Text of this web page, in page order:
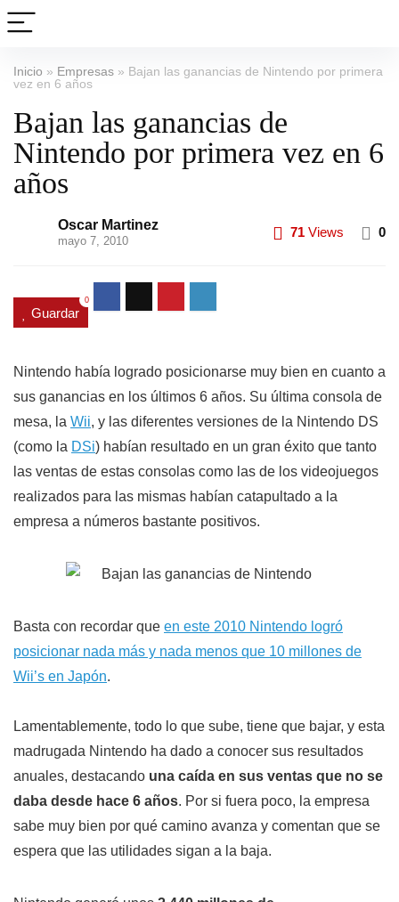
Inicio » Empresas » Bajan las ganancias de Nintendo por primera
vez en 6 años
Bajan las ganancias de
Nintendo por primera vez en 6
años
Oscar Martinez
mayo 7, 2010
71 Views 0
Guardar
0
Nintendo había logrado posicionarse muy bien en cuanto a
sus ganancias en los últimos 6 años. Su última consola de
mesa, la Wii, y las diferentes versiones de la Nintendo DS
(como la DSi) habían resultado en un gran éxito que tanto
las ventas de estas consolas como las de los videojuegos
realizados para las mismas habían catapultado a la
empresa a números bastante positivos.
Basta con recordar que en este 2010 Nintendo logró
posicionar nada más y nada menos que 10 millones de
Wii’s en Japón.
Lamentablemente, todo lo que sube, tiene que bajar, y esta
madrugada Nintendo ha dado a conocer sus resultados
anuales, destacando una caída en sus ventas que no se
daba desde hace 6 años. Por si fuera poco, la empresa
sabe muy bien por qué camino avanza y comentan que se
espera que las utilidades sigan a la baja.